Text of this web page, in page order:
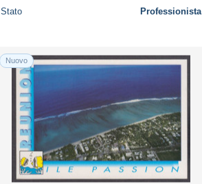
Stato Professionista
Nuovo